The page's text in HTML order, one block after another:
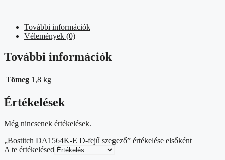
További információk
Vélemények (0)
További információk
Tömeg 1,8 kg
Értékelések
Még nincsenek értékelések.
„Bostitch DA1564K-E D-fejű szegező” értékelése elsőként
A te értékelésed